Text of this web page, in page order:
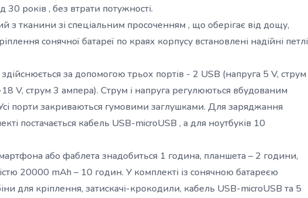
років , без втрати потужності.
з тканини зі спеціальним просоченням , що оберігає від дощу,
сонячної батареї по краях корпусу встановлені надійні петлі
за допомогою трьох портів - 2 USB (напруга 5 V, струм
V, струм 3 ампера). Струм і напруга регулюються вбудованим
порти закриваються гумовими заглушками. Для заряджання
постачається кабель USB-microUSB , а для ноутбуків 10
або фаблета знадобиться 1 година, планшета – 2 години,
20000 mAh – 10 годин. У комплекті із сонячною батареєю
для кріплення, затискачі-крокодили, кабель USB-microUSB та 5